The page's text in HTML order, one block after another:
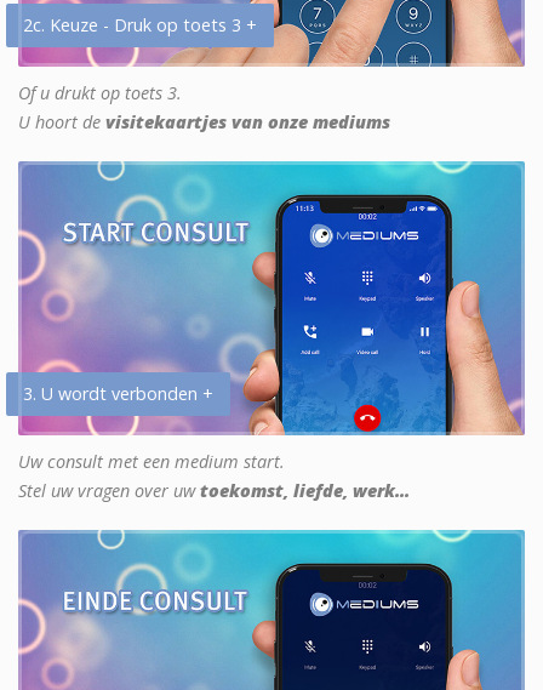
2c. Keuze - Druk op toets 3 +
Of u drukt op toets 3.
U hoort de visitekaartjes van onze mediums
3. U wordt verbonden +
Uw consult met een medium start.
Stel uw vragen over uwtoekomst, liefde, werk...